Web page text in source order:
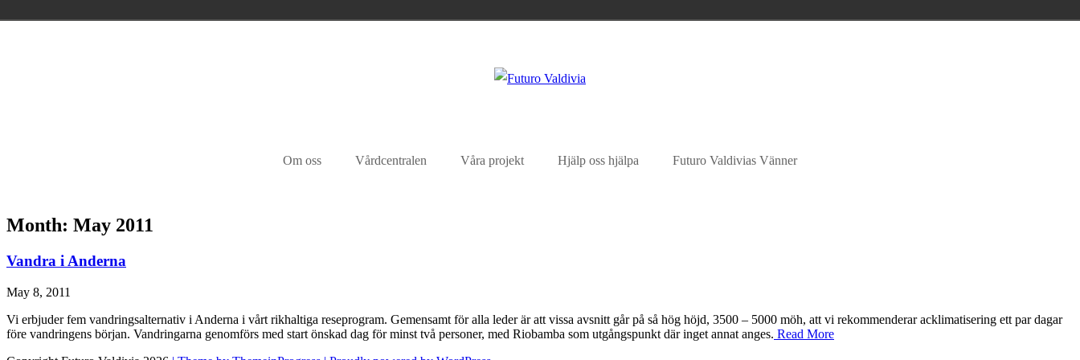
Om oss Vårdcentralen Våra projekt Hjälp oss hjälpa Futuro Valdivias Vänner
Month: May 2011
Vandra i Anderna
May 8, 2011
Vi erbjuder fem vandringsalternativ i Anderna i vårt rikhaltiga reseprogram. Gemensamt för alla leder är att vissa avsnitt går på så hög höjd, 3500 – 5000 möh, att vi rekommenderar acklimatisering ett par dagar
före vandringens början. Vandringarna genomförs med start önskad dag för minst två personer, med Riobamba som utgångspunkt där inget annat anges. Read More